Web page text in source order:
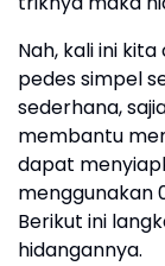
Nah, kali ini
pedes simpel
sederhana,
membantu
dapat
menggunakan
Berikut ini
hidangannya.